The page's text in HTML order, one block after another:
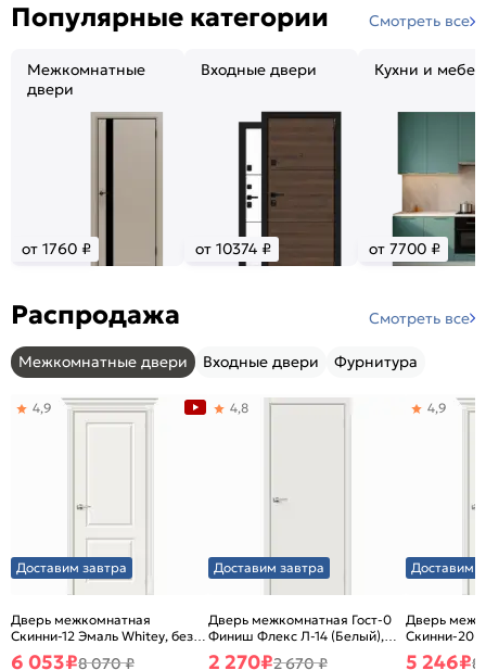
Популярные категории Смотреть все
Межкомнатные
двери
от 1760 ₽
Входные двери
от 10374 ₽
Кухни и
от 7700 ₽
Распродажа Смотреть все
Межкомнатные двери Входные двери Фурнитура
Доставим завтра
Дверь межкомнатная
Скинни-12 Эмаль Whitey, без
декора, глухая, без стекла,
4,9
6 053₽8 070 ₽
Доставим завтра
Дверь межкомнатная Гост-0
Финиш Флекс Л-14 (Белый),
глухая, каркасно-щитовая
4,8
2 270₽2 670 ₽
Доставим
Дверь
Скинни-20
декора,
4,9
5 246₽8